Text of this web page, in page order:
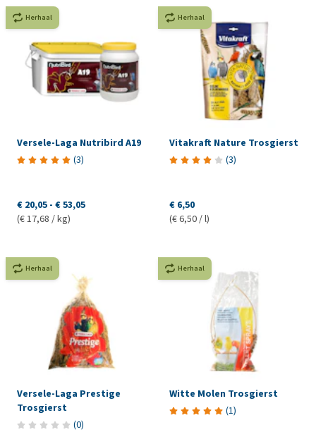
Herhaal
Versele-Laga Nutribird A19
(3)
€ 20,05 - € 53,05
(€ 17,68 / kg)
Herhaal
Vitakraft Nature Trosgierst
(3)
€ 6,50
(€ 6,50 / l)
Herhaal
Versele-Laga Prestige
Trosgierst
(0)
Herhaal
Witte Molen Trosgierst
(1)